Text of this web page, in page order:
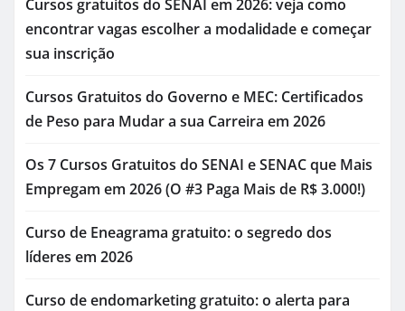
Cursos gratuitos do SENAI em 2026: veja como
encontrar vagas escolher a modalidade e começar
sua inscrição
Cursos Gratuitos do Governo e MEC: Certificados
de Peso para Mudar a sua Carreira em 2026
Os 7 Cursos Gratuitos do SENAI e SENAC que Mais
Empregam em 2026 (O #3 Paga Mais de R$ 3.000!)
Curso de Eneagrama gratuito: o segredo dos
líderes em 2026
Curso de endomarketing gratuito: o alerta para